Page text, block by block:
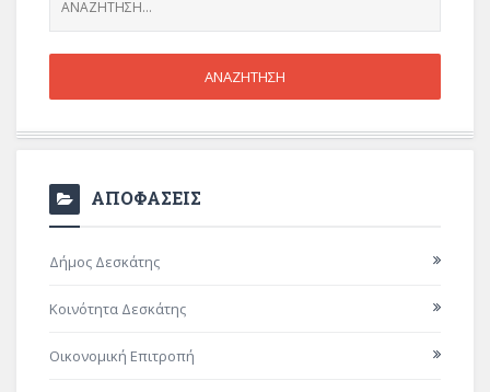
ΑΠΟΦΑΣΕΙΣ
Δήμος Δεσκάτης
Κοινότητα Δεσκάτης
Οικονομική Επιτροπή